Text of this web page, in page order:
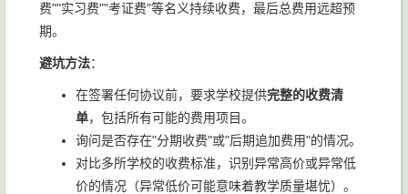
费""实习费""考证费"等名义持续收费，最后总费用远超预
期。
避坑方法：
在签署任何协议前，要求学校提供完整的收费清
单，包括所有可能的费用项目。
询问是否存在"分期收费"或"后期追加费用"的情况。
对比多所学校的收费标准，识别异常高价或异常低
价的情况（异常低价可能意味着教学质量堪忧）。